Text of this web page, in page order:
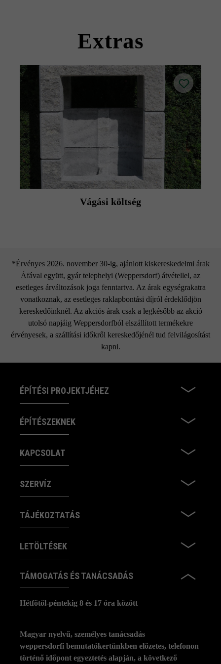
Extras
Vágási költség
*Érvényes 2026. november 30-ig, ajánlott kiskereskedelmi árak
Áfával együtt, gyár telephelyi (Weppersdorf) átvétellel, az
esetleges árváltozások joga fenntartva. Az árak egységrakatra
vonatkoznak, az esetleges raklapbontási díjról érdeklődjön
kereskedőinknél. Az akciós árak csak a legkésőbb az akció
utolsó napjáig Weppersdorfból elszállított termékekre
érvényesek, a szállítási időkről kereskedőjénél tud felvilágosítást
kapni.
ÉPÍTÉSI PROJEKTJÉHEZ
ÉPÍTÉSZEKNEK
KAPCSOLAT
SZERVÍZ
TÁJÉKOZTATÁS
LETÖLTÉSEK
TÁMOGATÁS ÉS TANÁCSADÁS
Hétfőtől-péntekig 8 és 17 óra között
Magyar nyelvű, személyes tanácsadás
weppersdorfi bemutatókertünkben előzetes, telefonon
történő időpont egyeztetés alapján, a következő